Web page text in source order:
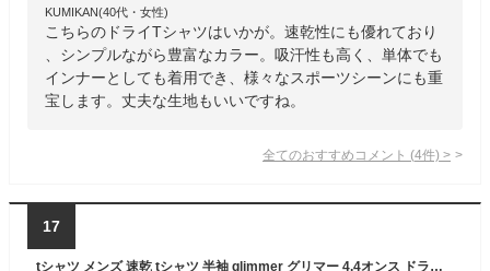
KUMIKAN(40代・女性)
こちらのドライTシャツはいかが。速乾性にも優れており
、シンプルながら豊富なカラー。吸汗性も高く、単体でも
インナーとしても着用でき、様々なスポーツシーンにも重
宝します。丈夫な生地もいいですね。
全てのおすすめコメント (4件) >
17
tシャツ メンズ 速乾 tシャツ 半袖 glimmer グリマー 4.4オンス ドライ Tシャツ 00300-ACT 送料無料 男女兼用 ポリエステル メッシュ ブルー 青 ピンク イエロー 黄 グレー グリーン 緑 SS S M L LL